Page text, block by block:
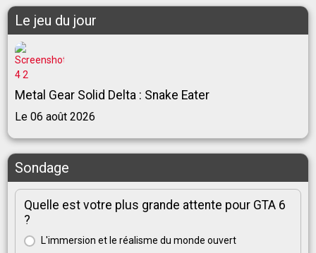
Le jeu du jour
Metal Gear Solid Delta : Snake Eater
Le 06 août 2026
Sondage
Quelle est votre plus grande attente pour GTA 6
?
L'immersion et le réalisme du monde ouvert